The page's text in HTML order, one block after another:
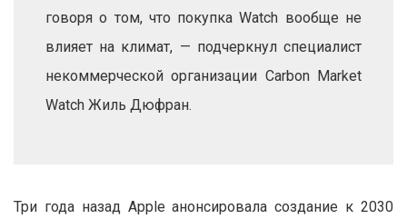
говоря о том, что покупка Watch вообще не
влияет на климат, — подчеркнул специалист
некоммерческой организации Carbon Market
Watch Жиль Дюфран.
Три года назад Apple анонсировала создание к 2030